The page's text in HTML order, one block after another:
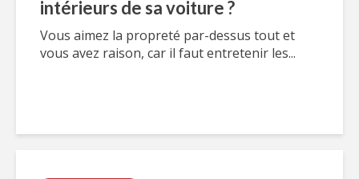
intérieurs de sa voiture ?
Vous aimez la propreté par-dessus tout et
vous avez raison, car il faut entretenir les...